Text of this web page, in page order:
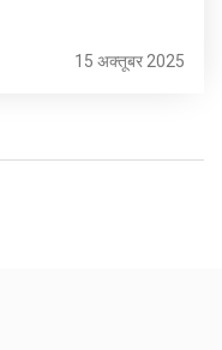
15 अक्तूबर 2025